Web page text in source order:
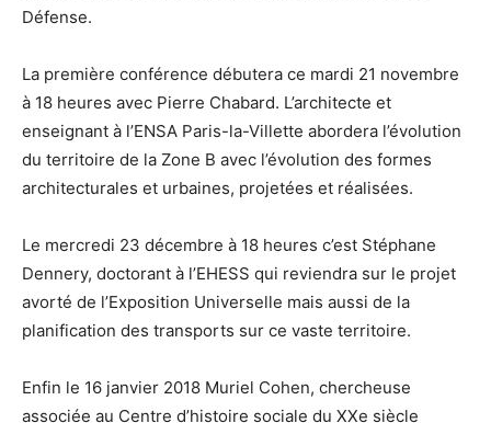
Défense.
La première conférence débutera ce mardi 21 novembre
à 18 heures avec Pierre Chabard. L’architecte et
enseignant à l’ENSA Paris-la-Villette abordera l’évolution
du territoire de la Zone B avec l’évolution des formes
architecturales et urbaines, projetées et réalisées.
Le mercredi 23 décembre à 18 heures c’est Stéphane
Dennery, doctorant à l’EHESS qui reviendra sur le projet
avorté de l’Exposition Universelle mais aussi de la
planification des transports sur ce vaste territoire.
Enfin le 16 janvier 2018 Muriel Cohen, chercheuse
associée au Centre d’histoire sociale du XXe siècle